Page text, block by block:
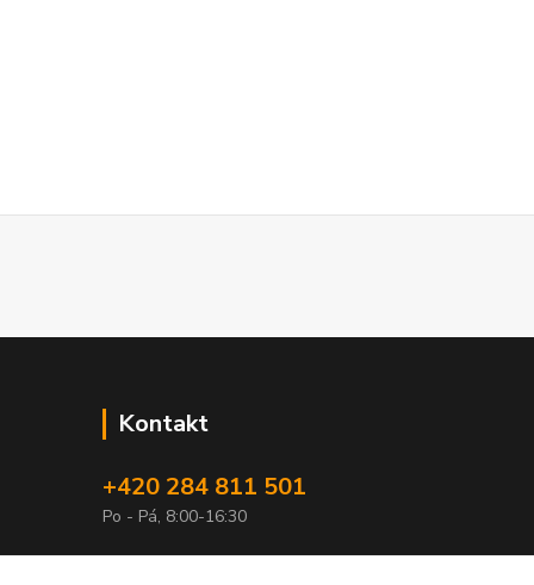
Kontakt
+420 284 811 501
Po - Pá, 8:00-16:30